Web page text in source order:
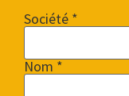
Société *
Nom *